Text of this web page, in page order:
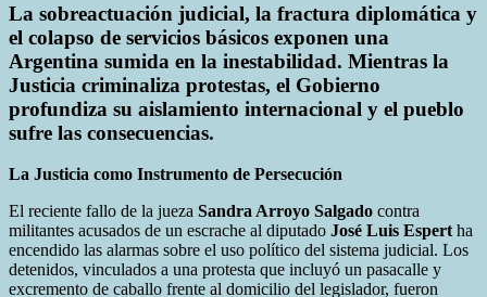
La sobreactuación judicial, la fractura diplomática y
el colapso de servicios básicos exponen una
Argentina sumida en la inestabilidad. Mientras la
Justicia criminaliza protestas, el Gobierno
profundiza su aislamiento internacional y el pueblo
sufre las consecuencias.
La Justicia como Instrumento de Persecución
El reciente fallo de la jueza Sandra Arroyo Salgado contra
militantes acusados de un escrache al diputado José Luis Espert ha
encendido las alarmas sobre el uso político del sistema judicial. Los
detenidos, vinculados a una protesta que incluyó un pasacalle y
excremento de caballo frente al domicilio del legislador, fueron